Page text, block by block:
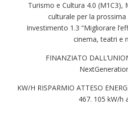
Turismo e Cultura 4.0 (M1C3),
culturale per la prossima
Investimento 1.3 “Migliorare
cinema, teatri e
FINANZIATO
KW/H RISPARMIO ATTESO
467. 105 kW/h